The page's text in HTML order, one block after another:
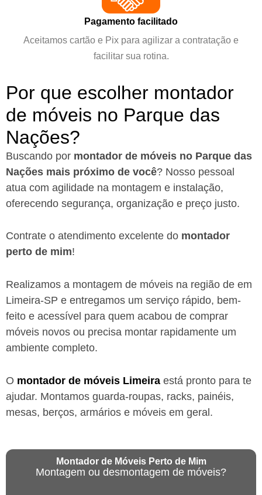
Pagamento facilitado
Aceitamos cartão e Pix para agilizar a contratação e
facilitar sua rotina.
Por que escolher montador
de móveis no Parque das
Nações?
Buscando por montador de móveis no Parque das
Nações mais próximo de você? Nosso pessoal
atua com agilidade na montagem e instalação,
oferecendo segurança, organização e preço justo.
Contrate o atendimento excelente do montador
perto de mim!
Realizamos a montagem de móveis na região de em
Limeira-SP e entregamos um serviço rápido, bem-
feito e acessível para quem acabou de comprar
móveis novos ou precisa montar rapidamente um
ambiente completo.
O montador de móveis Limeira está pronto para te
ajudar. Montamos guarda-roupas, racks, painéis,
mesas, berços, armários e móveis em geral.
Montador de Móveis Perto de Mim
Montagem ou desmontagem de móveis?